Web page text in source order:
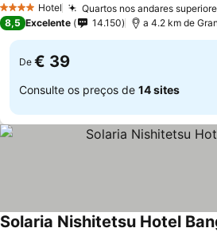
4 EstrelasHotel
8,5 Excelente 14.150 a 4.2 km de
De € 39
Consulte os preços de 14 sites
Solaria Nishitetsu Hotel